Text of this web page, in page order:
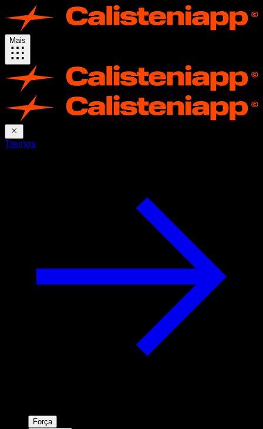
Mais
Treinos
Força